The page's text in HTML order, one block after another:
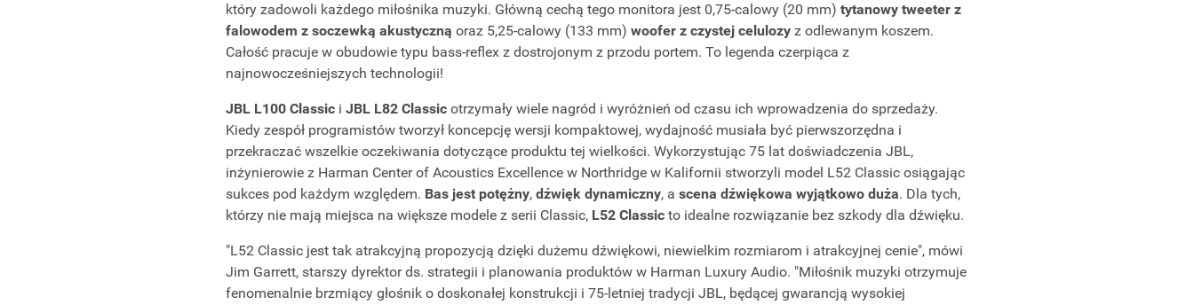
który zadowoli każdego miłośnika muzyki. Główną cechą tego monitora jest 0,75-calowy (20 mm) tytanowy tweeter z
falowodem z soczewką akustyczną oraz 5,25-calowy (133 mm) woofer z czystej celulozyz odlewanym koszem.
Całość pracuje w obudowie typu bass-reflex z dostrojonym z przodu portem. To legenda czerpiąca z
najnowocześniejszych technologii!
JBL L100 Classici JBL L82 Classicotrzymały wiele nagród i wyróżnień od czasu ich wprowadzenia do sprzedaży.
Kiedy zespół programistów tworzył koncepcję wersji kompaktowej, wydajność musiała być pierwszorzędna i
przekraczać wszelkie oczekiwania dotyczące produktu tej wielkości. Wykorzystując 75 lat doświadczenia JBL,
inżynierowie z Harman Center of Acoustics Excellence w Northridge w Kalifornii stworzyli model L52 Classic osiągając
sukces pod każdym względem. Bas jest potężny, dźwięk dynamiczny, a scena dźwiękowa wyjątkowo duża. Dla tych,
którzy nie mają miejsca na większe modele z serii Classic, L52 Classicto idealne rozwiązanie bez szkody dla dźwięku.
"L52 Classic jest tak atrakcyjną propozycją dzięki dużemu dźwiękowi, niewielkim rozmiarom i atrakcyjnej cenie", mówi
Jim Garrett, starszy dyrektor ds. strategii i planowania produktów w Harman Luxury Audio. "Miłośnik muzyki otrzymuje
fenomenalnie brzmiący głośnik o doskonałej konstrukcji i 75-letniej tradycji JBL, będącej gwarancją wysokiej